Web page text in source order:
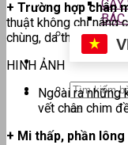
CẤY
+ Trường hợp chân
thuật không chỉ nâng
chùng, da thừa ở
HINH ẢNH
Ngoài ra những
vết chân chim
+ Mi thấp, phần